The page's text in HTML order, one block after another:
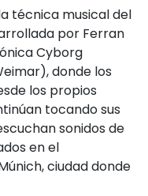
técnica musical del
por Ferran
Cyborg
donde los
los propios
tocando sus
sonidos de
en el
ciudad donde